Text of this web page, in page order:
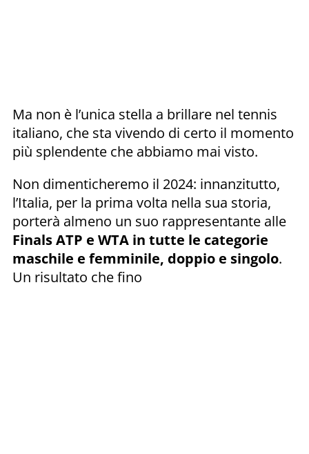
Ma non è l’unica stella a brillare nel tennis
italiano, che sta vivendo di certo il momento
più splendente che abbiamo mai visto.
Non dimenticheremo il 2024: innanzitutto,
l’Italia, per la prima volta nella sua storia,
porterà almeno un suo rappresentante alle
Finals ATP e WTA in tutte le categorie
maschile e femminile, doppio e singolo.
Un risultato che fino